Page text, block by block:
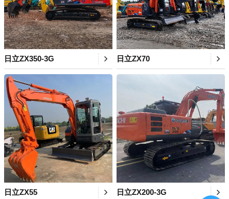
日立ZX350-3G 日立ZX70
日立ZX55 日立ZX200-3G